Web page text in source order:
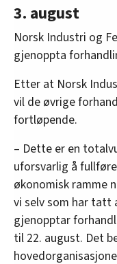
3. august
Norsk Industri og
gjenoppta
Etter at Norsk
vil de øvrige
fortløpende.
– Dette er en
uforsvarlig å
økonomisk ramme
vi selv som har tatt
gjenopptar
til 22. august. Det